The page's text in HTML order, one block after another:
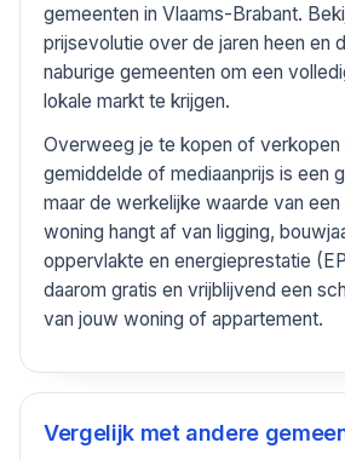
gemeenten in Vlaams-Brabant.
prijsevolutie over de jaren heen en
naburige gemeenten om een
lokale markt te krijgen.
Overweeg je te kopen of verkopen
gemiddelde of mediaanprijs is een
maar de werkelijke waarde van
woning hangt af van ligging,
oppervlakte en energieprestatie
daarom gratis en vrijblijvend een
van jouw woning of appartement.
Vergelijk met andere